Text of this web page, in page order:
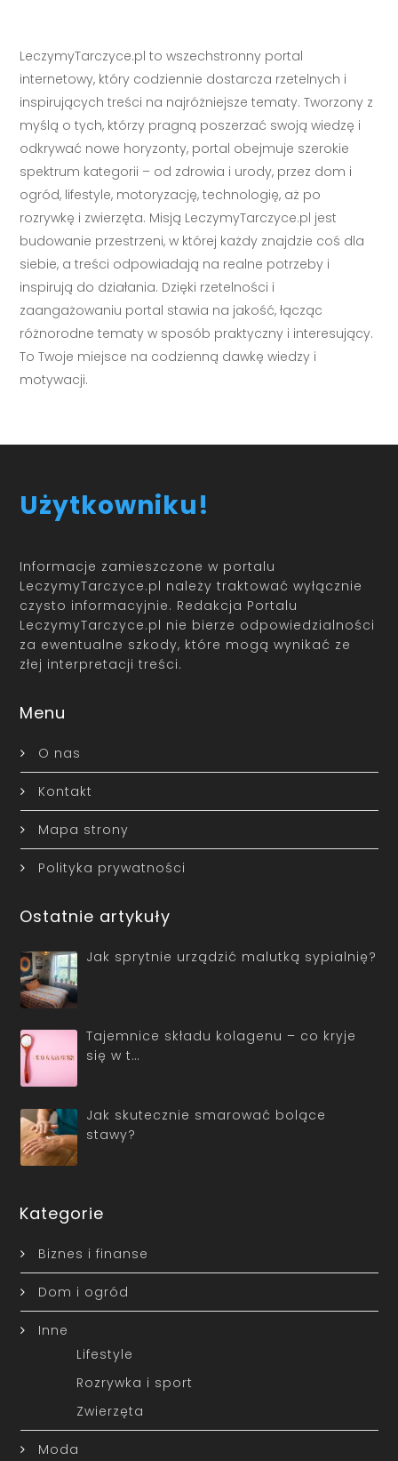
LeczymyTarczyce.pl to wszechstronny portal
internetowy, który codziennie dostarcza rzetelnych i
inspirujących treści na najróżniejsze tematy. Tworzony z
myślą o tych, którzy pragną poszerzać swoją wiedzę i
odkrywać nowe horyzonty, portal obejmuje szerokie
spektrum kategorii – od zdrowia i urody, przez dom i
ogród, lifestyle, motoryzację, technologię, aż po
rozrywkę i zwierzęta. Misją LeczymyTarczyce.pl jest
budowanie przestrzeni, w której każdy znajdzie coś dla
siebie, a treści odpowiadają na realne potrzeby i
inspirują do działania. Dzięki rzetelności i
zaangażowaniu portal stawia na jakość, łącząc
różnorodne tematy w sposób praktyczny i interesujący.
To Twoje miejsce na codzienną dawkę wiedzy i
motywacji.
Użytkowniku!
Informacje zamieszczone w portalu
LeczymyTarczyce.pl należy traktować wyłącznie
czysto informacyjnie. Redakcja Portalu
LeczymyTarczyce.pl nie bierze odpowiedzialności
za ewentualne szkody, które mogą wynikać ze
złej interpretacji treści.
Menu
O nas
Kontakt
Mapa strony
Polityka prywatności
Ostatnie artykuły
Jak sprytnie urządzić malutką sypialnię?
Tajemnice składu kolagenu – co kryje
się w t…
Jak skutecznie smarować bolące
stawy?
Kategorie
Biznes i finanse
Dom i ogród
Inne
Lifestyle
Rozrywka i sport
Zwierzęta
Moda